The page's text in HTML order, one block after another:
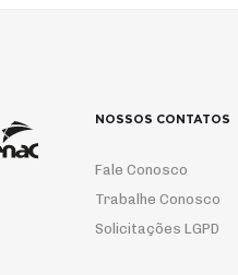
NOSSOS CONTATOS
Fale Conosco
Trabalhe Conosco
Solicitações LGPD